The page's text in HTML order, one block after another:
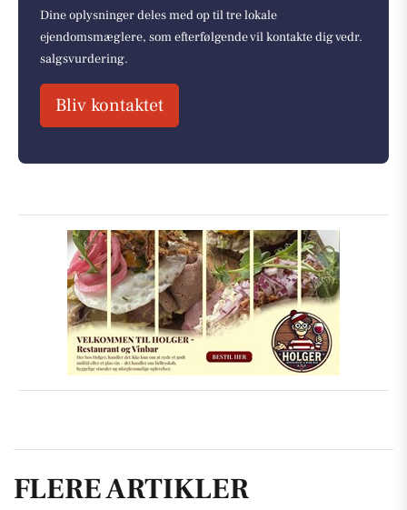
Dine oplysninger deles med op til tre lokale
ejendomsmæglere, som efterfølgende vil kontakte dig vedr.
salgsvurdering.
Bliv kontaktet
FLERE ARTIKLER